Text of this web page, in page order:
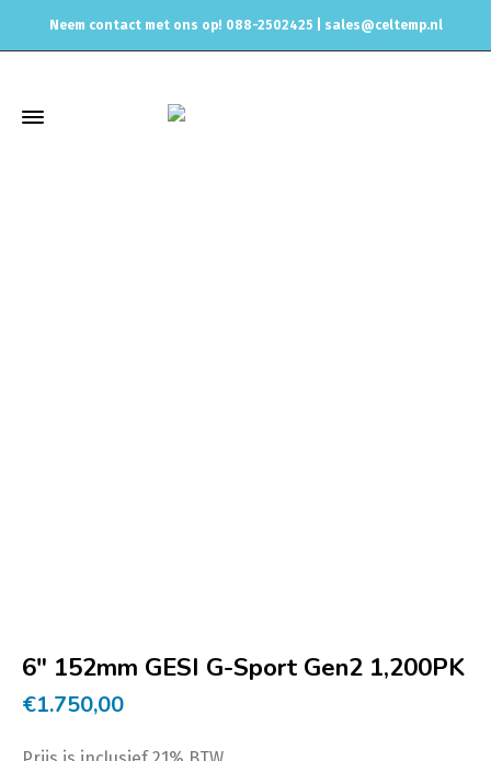
Neem contact met ons op! 088-2502425 | sales@celtemp.nl
6″ 152mm GESI G-Sport Gen2 1,200PK
€1.750,00